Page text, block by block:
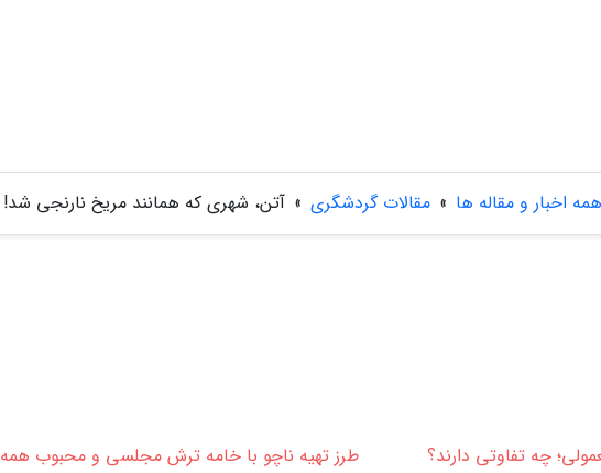
همه اخبار و مقاله ها » مقالات گردشگری » آتن، شهری که همانند مریخ نارنجی شد!
چه تفاوتی دارند؟ طرز تهیه ناچو با خامه ترش مجلسی و محبوب همه